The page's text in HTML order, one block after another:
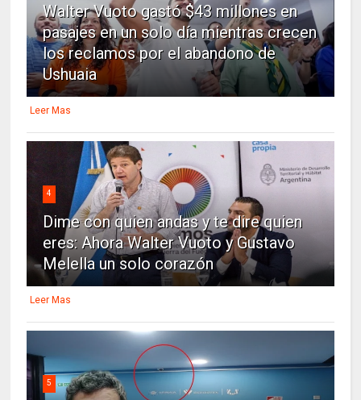
Walter Vuoto gastó $43 millones en
pasajes en un solo día mientras crecen
los reclamos por el abandono de
Ushuaia
Leer Mas
4
Dime con quien andas y te dire quien
eres: Ahora Walter Vuoto y Gustavo
Melella un solo corazón
Leer Mas
5